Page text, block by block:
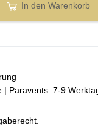
In den Warenkorb
| Paravents: 7-9